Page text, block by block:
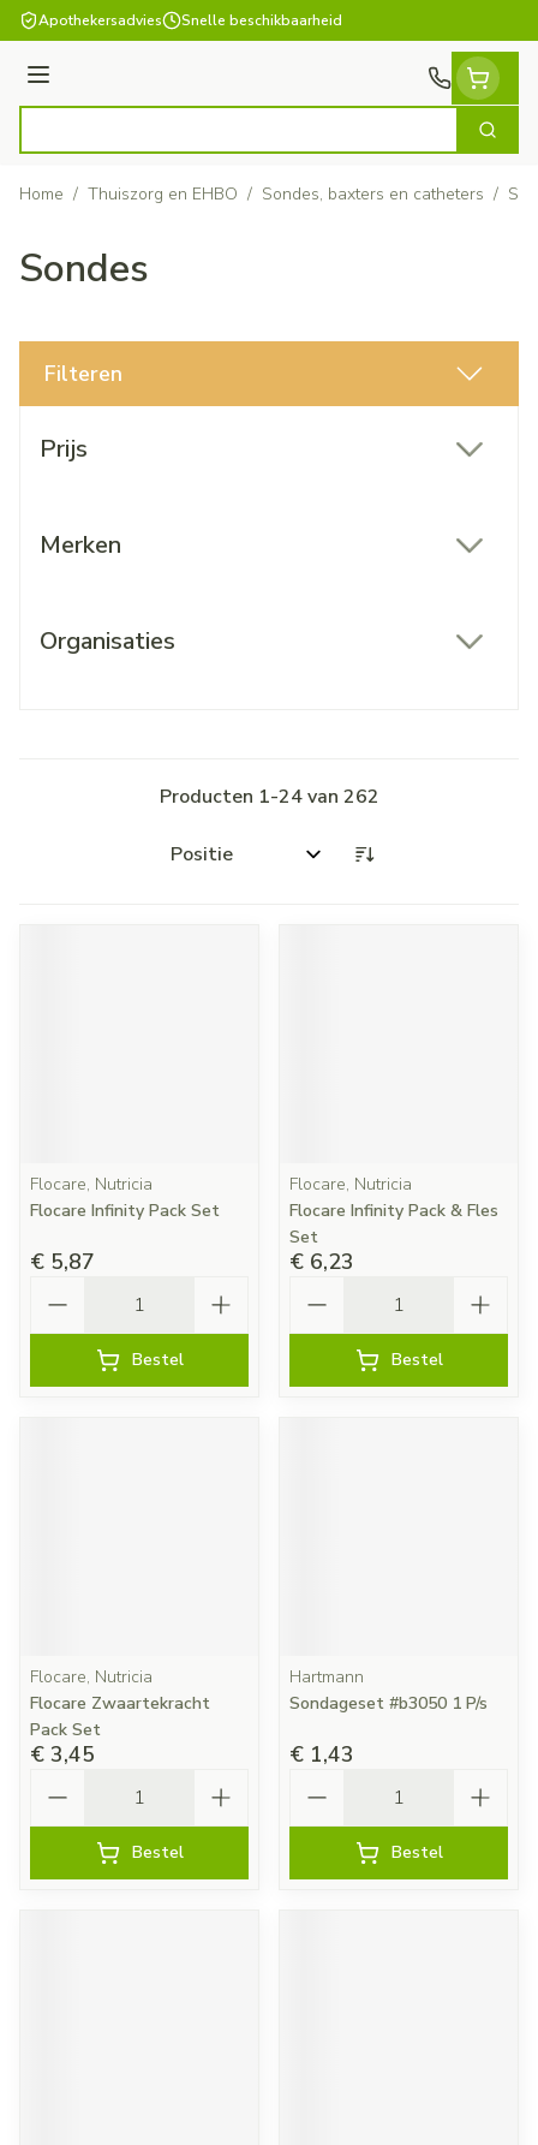
Ga naar de inhoud
Apothekersadvies Snelle beschikbaarheid
Menu
Zoek
Home / Thuiszorg en EHBO / Sondes, baxters en catheters /
Sondes
Filteren
Prijs
Merken
Organisaties
Producten 1-24van 262
Sorteer op:
Flocare, Nutricia
Flocare Infinity Pack Set
€ 5,87
Bestel
Flocare, Nutricia
Flocare Infinity Pack & Fles
Set
€ 6,23
Bestel
Flocare, Nutricia
Flocare Zwaartekracht
Pack Set
€ 3,45
Bestel
Hartmann
Sondageset #b3050 1 P/s
€ 1,43
Bestel